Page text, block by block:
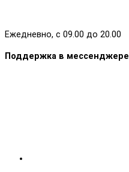
Ежедневно, с 09.00 до 20.00
Поддержка в мессенджере